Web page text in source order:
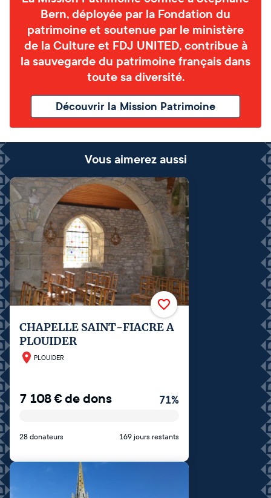
Bern, déployée par la Fondation du
patrimoine et soutenue par le ministère
de la Culture et FDJ UNITED, contribue à
la sauvegarde du patrimoine français dans
toute sa diversité.
Découvrir la Mission Patrimoine
Vous aimerez aussi
CHAPELLE SAINT-FIACRE A
PLOUIDER
PLOUIDER
7 108€de dons 71%
28 donateurs 169 jours restants